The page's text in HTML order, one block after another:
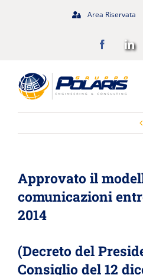
Area Riservata
Facebook
Approvato il
comunicazioni
2014
(Decreto del
Consiglio del 12